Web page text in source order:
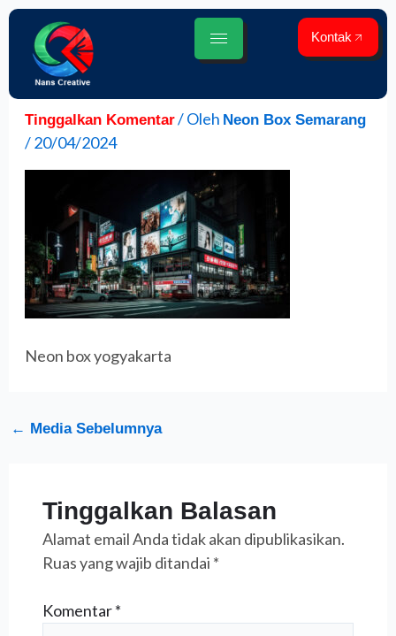
Lewati
konten
Kontak
Tinggalkan Komentar/ Oleh Neon Box Semarang
/20/04/2024
Neon box yogyakarta
← Media Sebelumnya
Tinggalkan Balasan
Alamat email Anda tidak akan dipublikasikan.
Ruas yang wajib ditandai *
Komentar*